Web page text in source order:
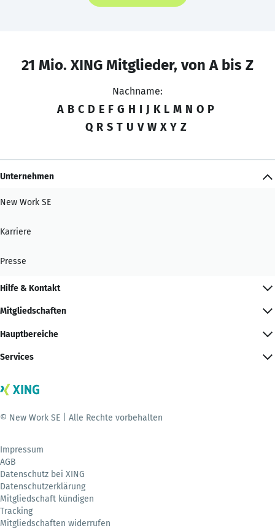
21 Mio. XING Mitglieder, von A bis Z
Nachname:
A B C D E F G H I J K L M N O P
Q R S T U V W X Y Z
Unternehmen
New Work SE
Karriere
Presse
Hilfe & Kontakt
Mitgliedschaften
Hauptbereiche
Services
© New Work SE | Alle Rechte vorbehalten
Impressum
AGB
Datenschutz bei XING
Datenschutzerklärung
Mitgliedschaft kündigen
Tracking
Mitgliedschaften widerrufen